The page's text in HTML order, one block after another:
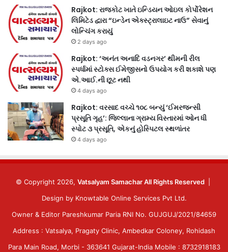
Rajkot: રાજકોટ ખાતે ઇન્ડિયન ઓઇલ કોર્પોરેશન
લિમિટેડ દ્વારા “ઇન્ડેન એક્સ્ટ્રાલાઇટ નાઉ” સેવાનું
લોન્ચિંગ કરાયું
2 days ago
Rajkot: ‘અનંત અનાદિ વડનગર’ થીમની રીલ
સ્પર્ધામાં સ્ટોક્સ ઈમેજીસનો ઉપયોગ કરી શકાશે પણ
એ.આઈ.ની છૂટ નથી
4 days ago
Rajkot: વરસાદ વચ્ચે ૧૦૮ બન્યું ‘ઈમરજન્સી
પ્રસૂતિ ગૃહ’: જિલ્લાના ગ્રામ્ય વિસ્તારમાં ઓન ધી
સ્પોટ ૩ પ્રસૂતિ, એકનું હોસ્પિટલ સ્થળાંતર
4 days ago
© Copyright 2026, Vatsalyam Samachar All Rights Reserved
Design by Knowtable Online Services Pvt Ltd.
Owner & Editor Pareshkumar Paria RNI No. GUJGUJ/2021/84659
Address : Vatsalya, Pragaty Clinic, Ambedkar Coloney, Rohidash
Para Main Road, Morbi - 363641 Gujarat-India Mobile : 8732918183